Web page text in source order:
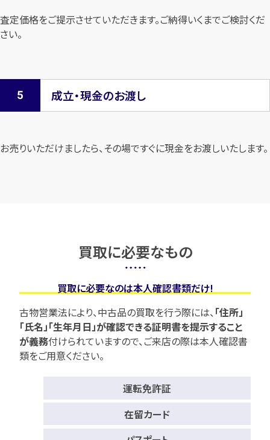
査定価格をご提示させていただきます。ご納得いくまでご検討くだ
さい。
成立・現金のお渡し
お売りいただけましたら、その場ですぐに現金をお渡しいたします。
買取に必要なもの
買取に必要なのは本人確認書類だけ!
古物営業法により、中古品の買取を行う際には、「住所」
「氏名」「生年月日」が確認できる証明書を提示すること
が義務付けられていますので、ご来店の際は本人確認書
類をご用意ください。
運転免許証
在留カード